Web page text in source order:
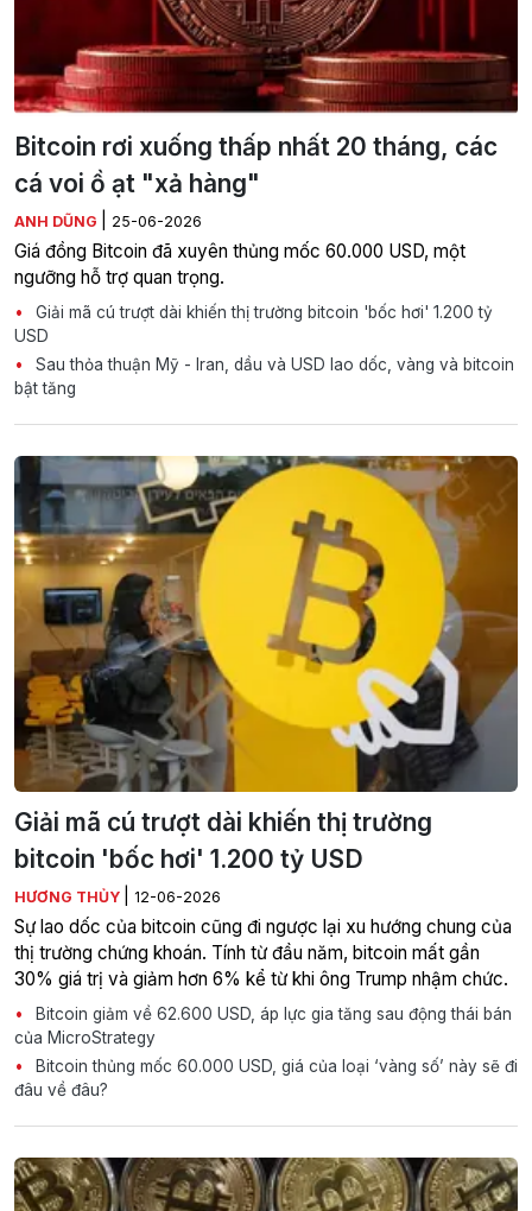
Bitcoin rơi xuống thấp nhất 20 tháng, các
cá voi ồ ạt "xả hàng"
ANH DŨNG 25-06-2026
Giá đồng Bitcoin đã xuyên thủng mốc 60.000 USD, một
ngưỡng hỗ trợ quan trọng.
Giải mã cú trượt dài khiến thị trường bitcoin 'bốc hơi' 1.200 tỷ
USD
Sau thỏa thuận Mỹ - Iran, dầu và USD lao dốc, vàng và bitcoin
bật tăng
Giải mã cú trượt dài khiến thị trường
bitcoin 'bốc hơi' 1.200 tỷ USD
HƯƠNG THỦY 12-06-2026
Sự lao dốc của bitcoin cũng đi ngược lại xu hướng chung của
thị trường chứng khoán. Tính từ đầu năm, bitcoin mất gần
30% giá trị và giảm hơn 6% kể từ khi ông Trump nhậm chức.
Bitcoin giảm về 62.600 USD, áp lực gia tăng sau động thái bán
của MicroStrategy
Bitcoin thủng mốc 60.000 USD, giá của loại ‘vàng số’ này sẽ đi
đâu về đâu?